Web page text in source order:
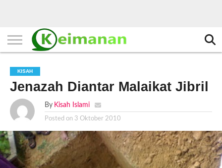
KISAH
Jenazah Diantar Malaikat Jibril
By Kisah Islami
Posted on 3 Oktober 2010